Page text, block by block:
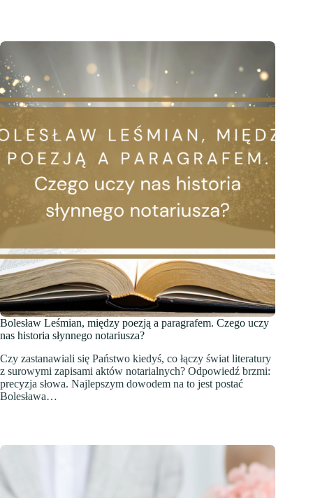
Bolesław Leśmian, między poezją a paragrafem. Czego uczy
nas historia słynnego notariusza?
Czy zastanawiali się Państwo kiedyś, co łączy świat literatury
z surowymi zapisami aktów notarialnych? Odpowiedź brzmi:
precyzja słowa. Najlepszym dowodem na to jest postać
Bolesława…